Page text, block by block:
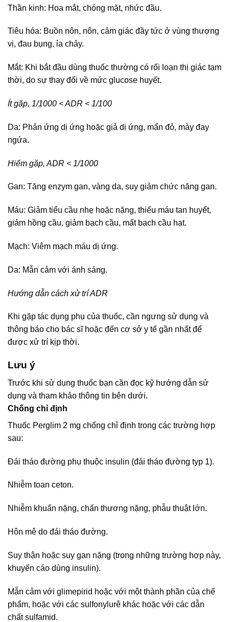
Thần kinh: Hoa mắt, chóng mặt, nhức đầu.
Tiêu hóa: Buồn nôn, nôn, cảm giác đầy tức ở vùng thượng
vị, đau bụng, ỉa chảy.
Mắt: Khi bắt đầu dùng thuốc thường có rối loạn thị giác tạm
thời, do sự thay đổi về mức glucose huyết.
Ít gặp, 1/1000 < ADR < 1/100
Da: Phản ứng dị ứng hoặc giả dị ứng, mẩn đỏ, mày đay
ngứa.
Hiếm gặp, ADR < 1/1000
Gan: Tăng enzym gan, vàng da, suy giảm chức năng gan.
Máu: Giảm tiểu cầu nhẹ hoặc nặng, thiếu máu tan huyết,
giảm hồng cầu, giảm bạch cầu, mất bạch cầu hạt.
Mạch: Viêm mạch máu dị ứng.
Da: Mẫn cảm với ánh sáng.
Hướng dẫn cách xử trí ADR
Khi gặp tác dụng phụ của thuốc, cần ngưng sử dụng và
thông báo cho bác sĩ hoặc đến cơ sở y tế gần nhất để
được xử trí kịp thời.
Lưu ý
Trước khi sử dụng thuốc bạn cần đọc kỹ hướng dẫn sử
dụng và tham khảo thông tin bên dưới.
Chống chỉ định
Thuốc Perglim 2 mg chống chỉ định trong các trường hợp
sau:
Đái tháo đường phụ thuộc insulin (đái tháo đường typ 1).
Nhiễm toan ceton.
Nhiễm khuẩn nặng, chấn thương nặng, phẫu thuật lớn.
Hôn mê do đái tháo đường.
Suy thận hoặc suy gan nặng (trong những trường hợp này,
khuyến cáo dùng insulin).
Mẫn cảm với glimepirid hoặc với một thành phần của chế
phẩm, hoặc với các sulfonylurê khác hoặc với các dẫn
chất sulfamid.